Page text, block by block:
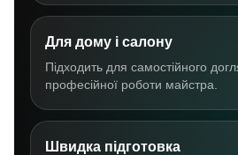
Для дому і салону
Підходить для самостійного
професійної роботи майстра.
Швидка підготовка